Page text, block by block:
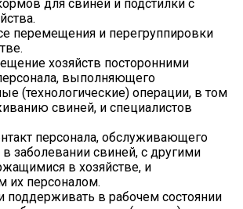
для свиней и подстилки с
перемещения и перегруппировки
хозяйств посторонними
выполняющего
(технологические) операции, в том
свиней, и специалистов
персонала, обслуживающего
заболевании свиней, с другими
в хозяйстве, и
персоналом.
поддерживать в рабочем состоянии